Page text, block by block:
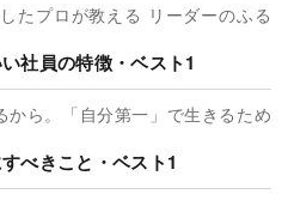
たプロが教える リーダーのふる
社員の特徴・ベスト1
から。「自分第一」で生きるため
べきこと・ベスト1